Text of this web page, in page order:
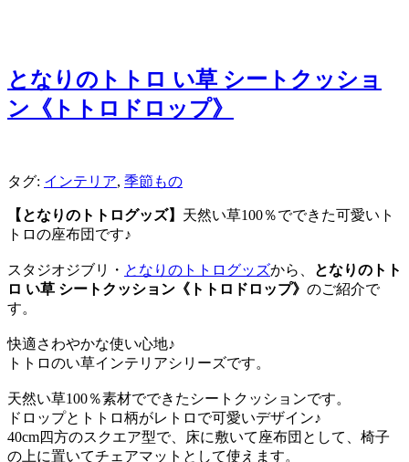
となりのトトロ い草 シートクッショ
ン《トトロドロップ》
タグ: インテリア, 季節もの
【となりのトトログッズ】 天然い草100％でできた可愛いト
トロの座布団です♪
スタジオジブリ・ となりのトトログッズから、
となりのトト
ロ い草 シートクッション《トトロドロップ》 のご紹介で
す。
快適さわやかな使い心地♪
トトロのい草インテリアシリーズです。
天然い草100％素材でできたシートクッションです。
ドロップとトトロ柄がレトロで可愛いデザイン♪
40cm四方のスクエア型で、床に敷いて座布団として、椅子
の上に置いてチェアマットとして使えます。